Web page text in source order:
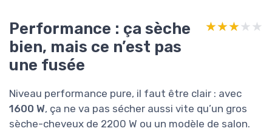
Performance : ça sèche
bien, mais ce n’est pas
une fusée
★★★★★
★★★★★
Niveau performance pure, il faut être clair : avec
1600 W, ça ne va pas sécher aussi vite qu’un gros
sèche-cheveux de 2200 W ou un modèle de salon.